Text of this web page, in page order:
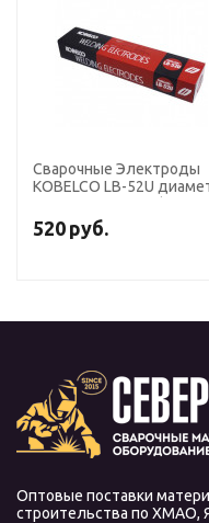
Сварочные Электроды
KOBELCO LB-52U
Э50А, пост+перем. ток,
основной)
520 руб.
Оптовые поставки
строительства по ХМАО,